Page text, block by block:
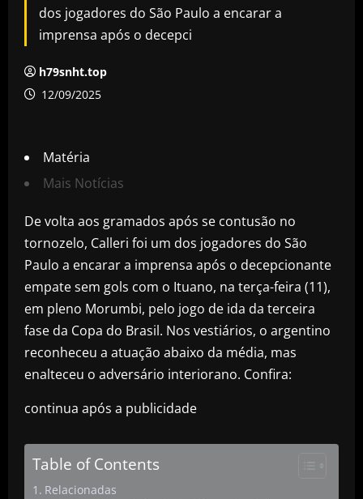
dos jogadores do São Paulo a encarar a
imprensa após o decepci
h79snht.top
12/09/2025
Matéria
Mais Notícias
De volta aos gramados após se contusão no
tornozelo, Calleri foi um dos jogadores do São
Paulo a encarar a imprensa após o decepcionante
empate sem gols com o Ituano, na terça-feira (11),
em pleno Morumbi, pelo jogo de ida da terceira
fase da Copa do Brasil. Nos vestiários, o argentino
reconheceu a atuação abaixo da média, mas
enalteceu o adversário interiorano. Confira:
continua após a publicidade
Table of Contents
Relacionadas